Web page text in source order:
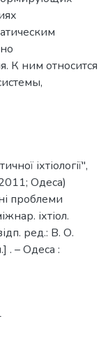
К ним относится
іхтіології",
Одеса)
проблеми
іхтіол.
ред.: В. О.
. – Одеса :